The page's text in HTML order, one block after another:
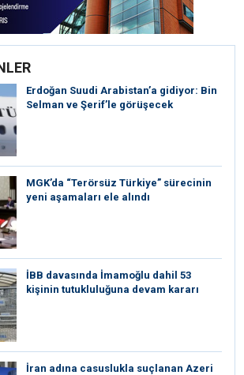
Erdoğan Suudi Arabistan’a gidiyor: Bin
Selman ve Şerif’le görüşecek
MGK’da “Terörsüz Türkiye” sürecinin
yeni aşamaları ele alındı
İBB davasında İmamoğlu dahil 53
kişinin tutukluluğuna devam kararı
İran adına casuslukla suçlanan Azeri